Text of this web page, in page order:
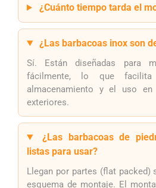
¿Cuánto tiempo tarda el
¿Las barbacoas inox son
Sí. Están diseñadas para
fácilmente, lo que
almacenamiento y el uso en
exteriores.
¿Las barbacoas de
listas para usar?
Llegan por partes (flat packed)
esquema de montaje. El